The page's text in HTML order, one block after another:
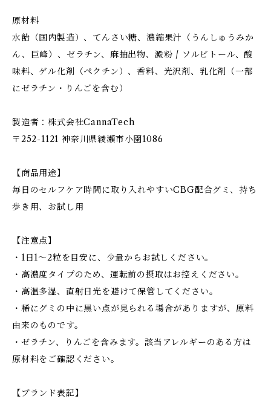
原材料
水飴（国内製造）、てんさい糖、濃縮果汁（うんしゅうみか
ん、巨峰）、ゼラチン、麻抽出物、澱粉 / ソルビトール、酸
味料、ゲル化剤（ペクチン）、香料、光沢剤、乳化剤（一部
にゼラチン・りんごを含む）
製造者：株式会社CannaTech
〒252-1121 神奈川県綾瀬市小園1086
【商品用途】
毎日のセルフケア時間に取り入れやすいCBG配合グミ、持ち
歩き用、お試し用
【注意点】
・1日1～2粒を目安に、少量からお試しください。
・高濃度タイプのため、運転前の摂取はお控えください。
・高温多湿、直射日光を避けて保管してください。
・稀にグミの中に黒い点が見られる場合がありますが、原料
由来のものです。
・ゼラチン、りんごを含みます。該当アレルギーのある方は
原材料をご確認ください。
【ブランド表記】